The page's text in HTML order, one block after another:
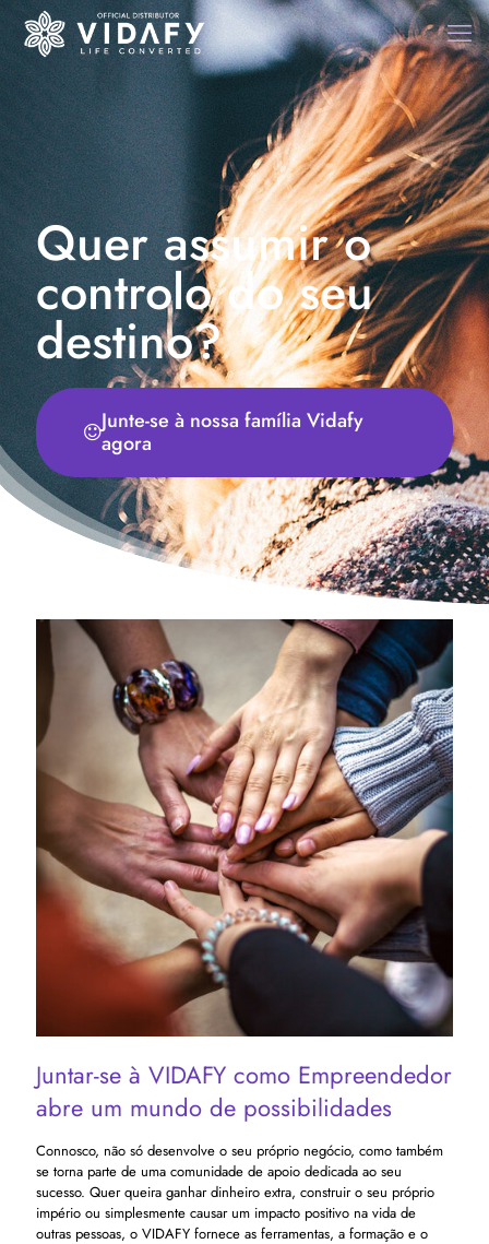
Quer assumir o
controlo do seu
destino?
Junte-se à nossa família Vidafy
agora
Juntar-se à VIDAFY como Empreendedor
abre um mundo de possibilidades
Connosco, não só desenvolve o seu próprio negócio, como também
se torna parte de uma comunidade de apoio dedicada ao seu
sucesso. Quer queira ganhar dinheiro extra, construir o seu próprio
império ou simplesmente causar um impacto positivo na vida de
outras pessoas, o VIDAFY fornece as ferramentas, a formação e o